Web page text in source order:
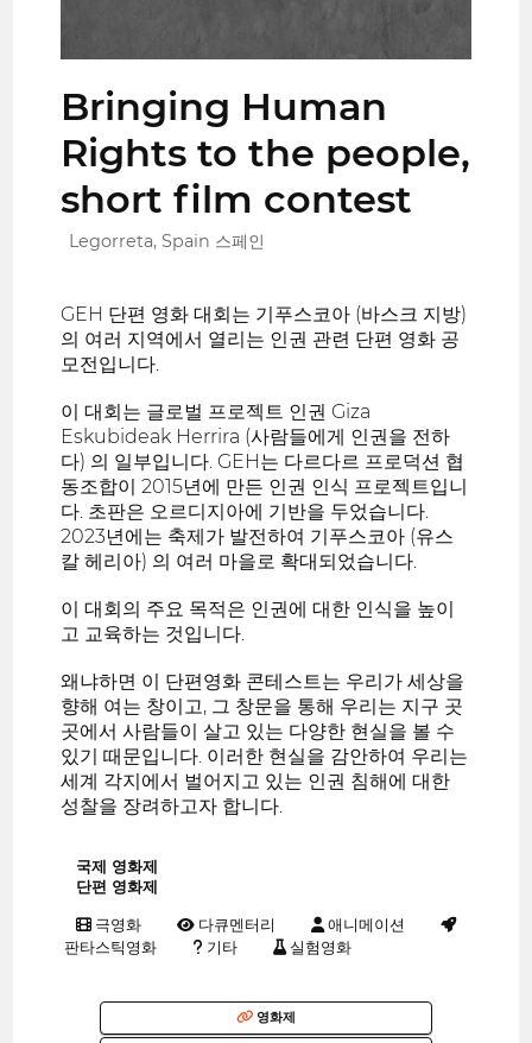
Bringing Human
Rights to the people,
short film contest
Legorreta, Spain 스페인
GEH 단편 영화 대회는 기푸스코아 (바스크 지방)
의 여러 지역에서 열리는 인권 관련 단편 영화 공
모전입니다.
이 대회는 글로벌 프로젝트 인권 Giza
Eskubideak Herrira (사람들에게 인권을 전하
다) 의 일부입니다. GEH는 다르다르 프로덕션 협
동조합이 2015년에 만든 인권 인식 프로젝트입니
다. 초판은 오르디지아에 기반을 두었습니다.
2023년에는 축제가 발전하여 기푸스코아 (유스
칼 헤리아) 의 여러 마을로 확대되었습니다.
이 대회의 주요 목적은 인권에 대한 인식을 높이
고 교육하는 것입니다.
왜냐하면 이 단편영화 콘테스트는 우리가 세상을
향해 여는 창이고, 그 창문을 통해 우리는 지구 곳
곳에서 사람들이 살고 있는 다양한 현실을 볼 수
있기 때문입니다. 이러한 현실을 감안하여 우리는
세계 각지에서 벌어지고 있는 인권 침해에 대한
성찰을 장려하고자 합니다.
국제 영화제
단편 영화제
극영화 다큐멘터리
애니메이션
판타스틱영화
기타 실험영화
영화제